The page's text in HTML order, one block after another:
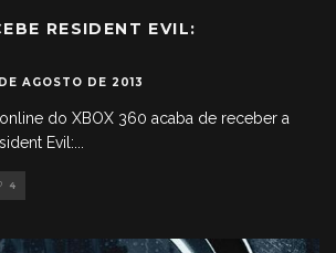
RESIDENT EVIL:
AGOSTO DE 2013
do XBOX 360 acaba de receber a
Evil:
4